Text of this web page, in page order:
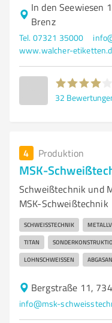
In den Seewiesen
Brenz
Tel. 07321 35000
www.walcher-
32
4 Produktion
MSK-
Schweißtechnik und
MSK-Schweißtechnik
SCHWEISSTECHNIK
TITAN
LOHNSCHWEISSEN
Bergstraße 11,
info@msk-